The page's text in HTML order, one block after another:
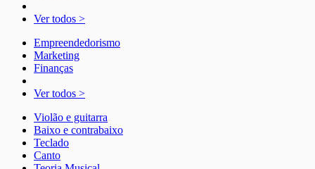
Ver todos >
Empreendedorismo
Marketing
Finanças
Ver todos >
Violão e guitarra
Baixo e contrabaixo
Teclado
Canto